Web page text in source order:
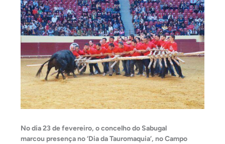
No dia 23 de fevereiro, o concelho do Sabugal
marcou presença no ‘Dia da Tauromaquia’, no Campo